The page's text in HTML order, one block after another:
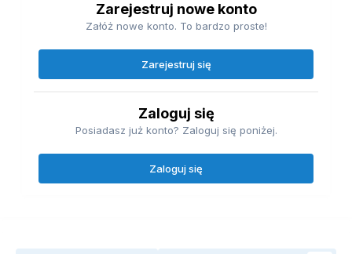
Zarejestruj nowe konto
Załóż nowe konto. To bardzo proste!
Zarejestruj się
Zaloguj się
Posiadasz już konto? Zaloguj się poniżej.
Zaloguj się